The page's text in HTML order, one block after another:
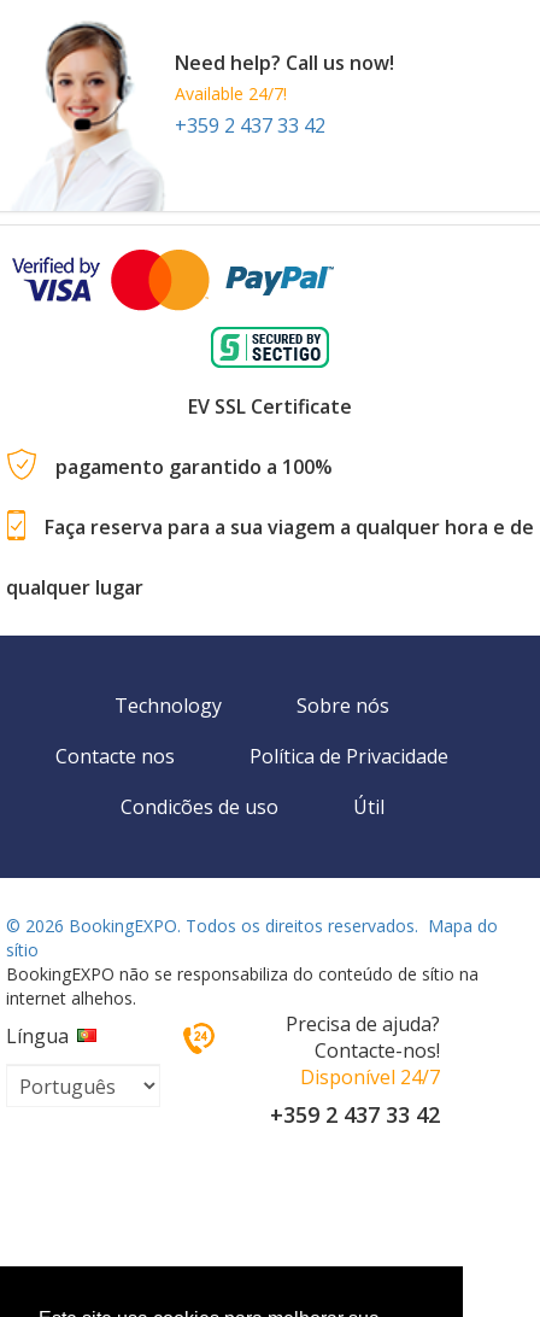
Need help? Call us now!
Available 24/7!
+359 2 437 33 42
EV SSL Certificate
pagamento garantido a 100%
Faça reserva para a sua viagem a qualquer hora e de
qualquer lugar
Technology
Sobre nós
Contacte nos
Política de Privacidade
Condicões de uso
Útil
© 2026 BookingEXPO. Todos os direitos reservados. Mapa do
sítio
BookingEXPO não se responsabiliza do conteúdo de sítio na
internet alhehos.
Língua
Precisa de ajuda?
Contacte-nos!
Disponível 24/7
+359 2 437 33 42